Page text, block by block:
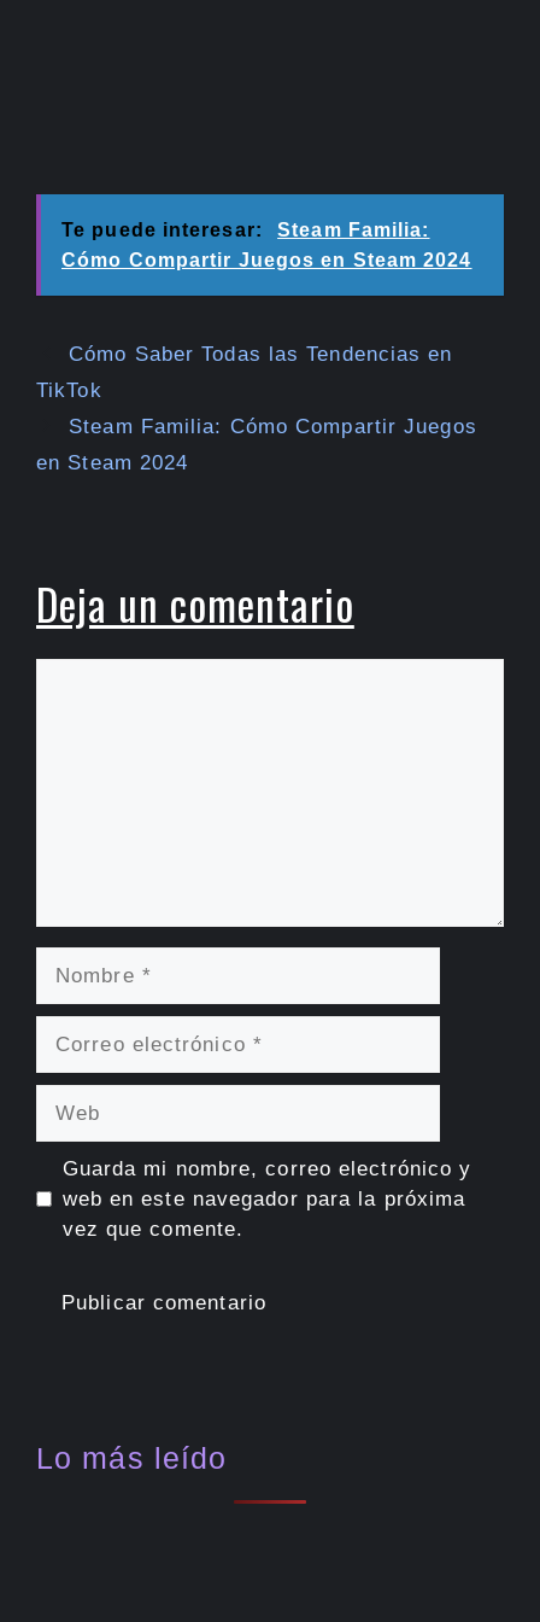
Te puede interesar:
Steam Familia:
Cómo Compartir Juegos en Steam 2024
Cómo Saber Todas las Tendencias en
TikTok
Steam Familia: Cómo Compartir Juegos
en Steam 2024
Deja un comentario
Guarda mi nombre, correo electrónico y
web en este navegador para la próxima
vez que comente.
Lo más leído